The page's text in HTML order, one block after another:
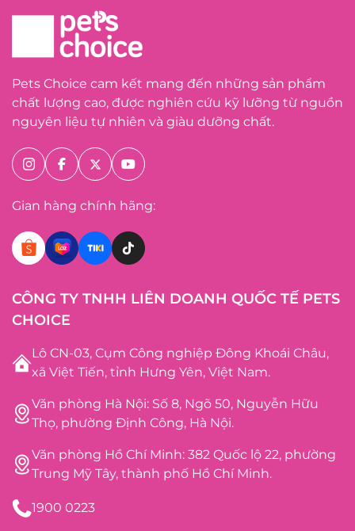
Pets Choice cam kết mang đến những sản phẩm
chất lượng cao, được nghiên cứu kỹ lưỡng từ nguồn
nguyên liệu tự nhiên và giàu dưỡng chất.
Gian hàng chính hãng:
CÔNG TY TNHH LIÊN DOANH QUỐC TẾ PETS
CHOICE
Lô CN-03, Cụm Công nghiệp Đông Khoái Châu,
xã Việt Tiến, tỉnh Hưng Yên, Việt Nam.
Văn phòng Hà Nội: Số 8, Ngõ 50, Nguyễn Hữu
Thọ, phường Định Công, Hà Nội.
Văn phòng Hồ Chí Minh: 382 Quốc lộ 22, phường
Trung Mỹ Tây, thành phố Hồ Chí Minh.
1900 0223